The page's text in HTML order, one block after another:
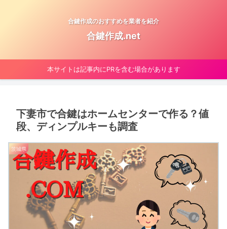
合鍵作成のおすすめを業者を紹介
合鍵作成.net
本サイトは記事内にPRを含む場合があります
下妻市で合鍵はホームセンターで作る？値
段、ディンプルキーも調査
茨城県